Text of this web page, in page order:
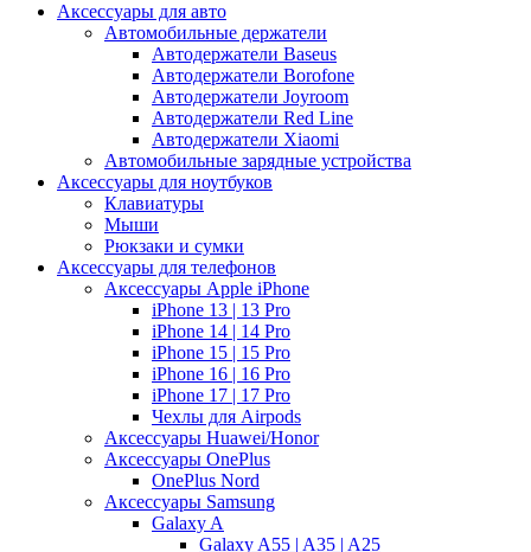
Аксессуары для авто
Автомобильные держатели
Автодержатели Baseus
Автодержатели Borofone
Автодержатели Joyroom
Автодержатели Red Line
Автодержатели Xiaomi
Автомобильные зарядные устройства
Аксессуары для ноутбуков
Клавиатуры
Мыши
Рюкзаки и сумки
Аксессуары для телефонов
Аксессуары Apple iPhone
iPhone 13 | 13 Pro
iPhone 14 | 14 Pro
iPhone 15 | 15 Pro
iPhone 16 | 16 Pro
iPhone 17 | 17 Pro
Чехлы для Airpods
Аксессуары Huawei/Honor
Аксессуары OnePlus
OnePlus Nord
Аксессуары Samsung
Galaxy A
Galaxy A55 | A35 | A25